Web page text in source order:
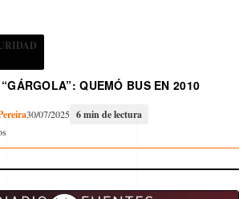
QUEMÓ BUS EN 2010
30/07/2025 6 min de lectura